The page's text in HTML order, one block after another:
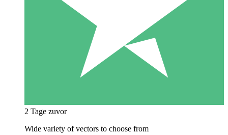
2 Tage zuvor
Wide variety of vectors to choose from